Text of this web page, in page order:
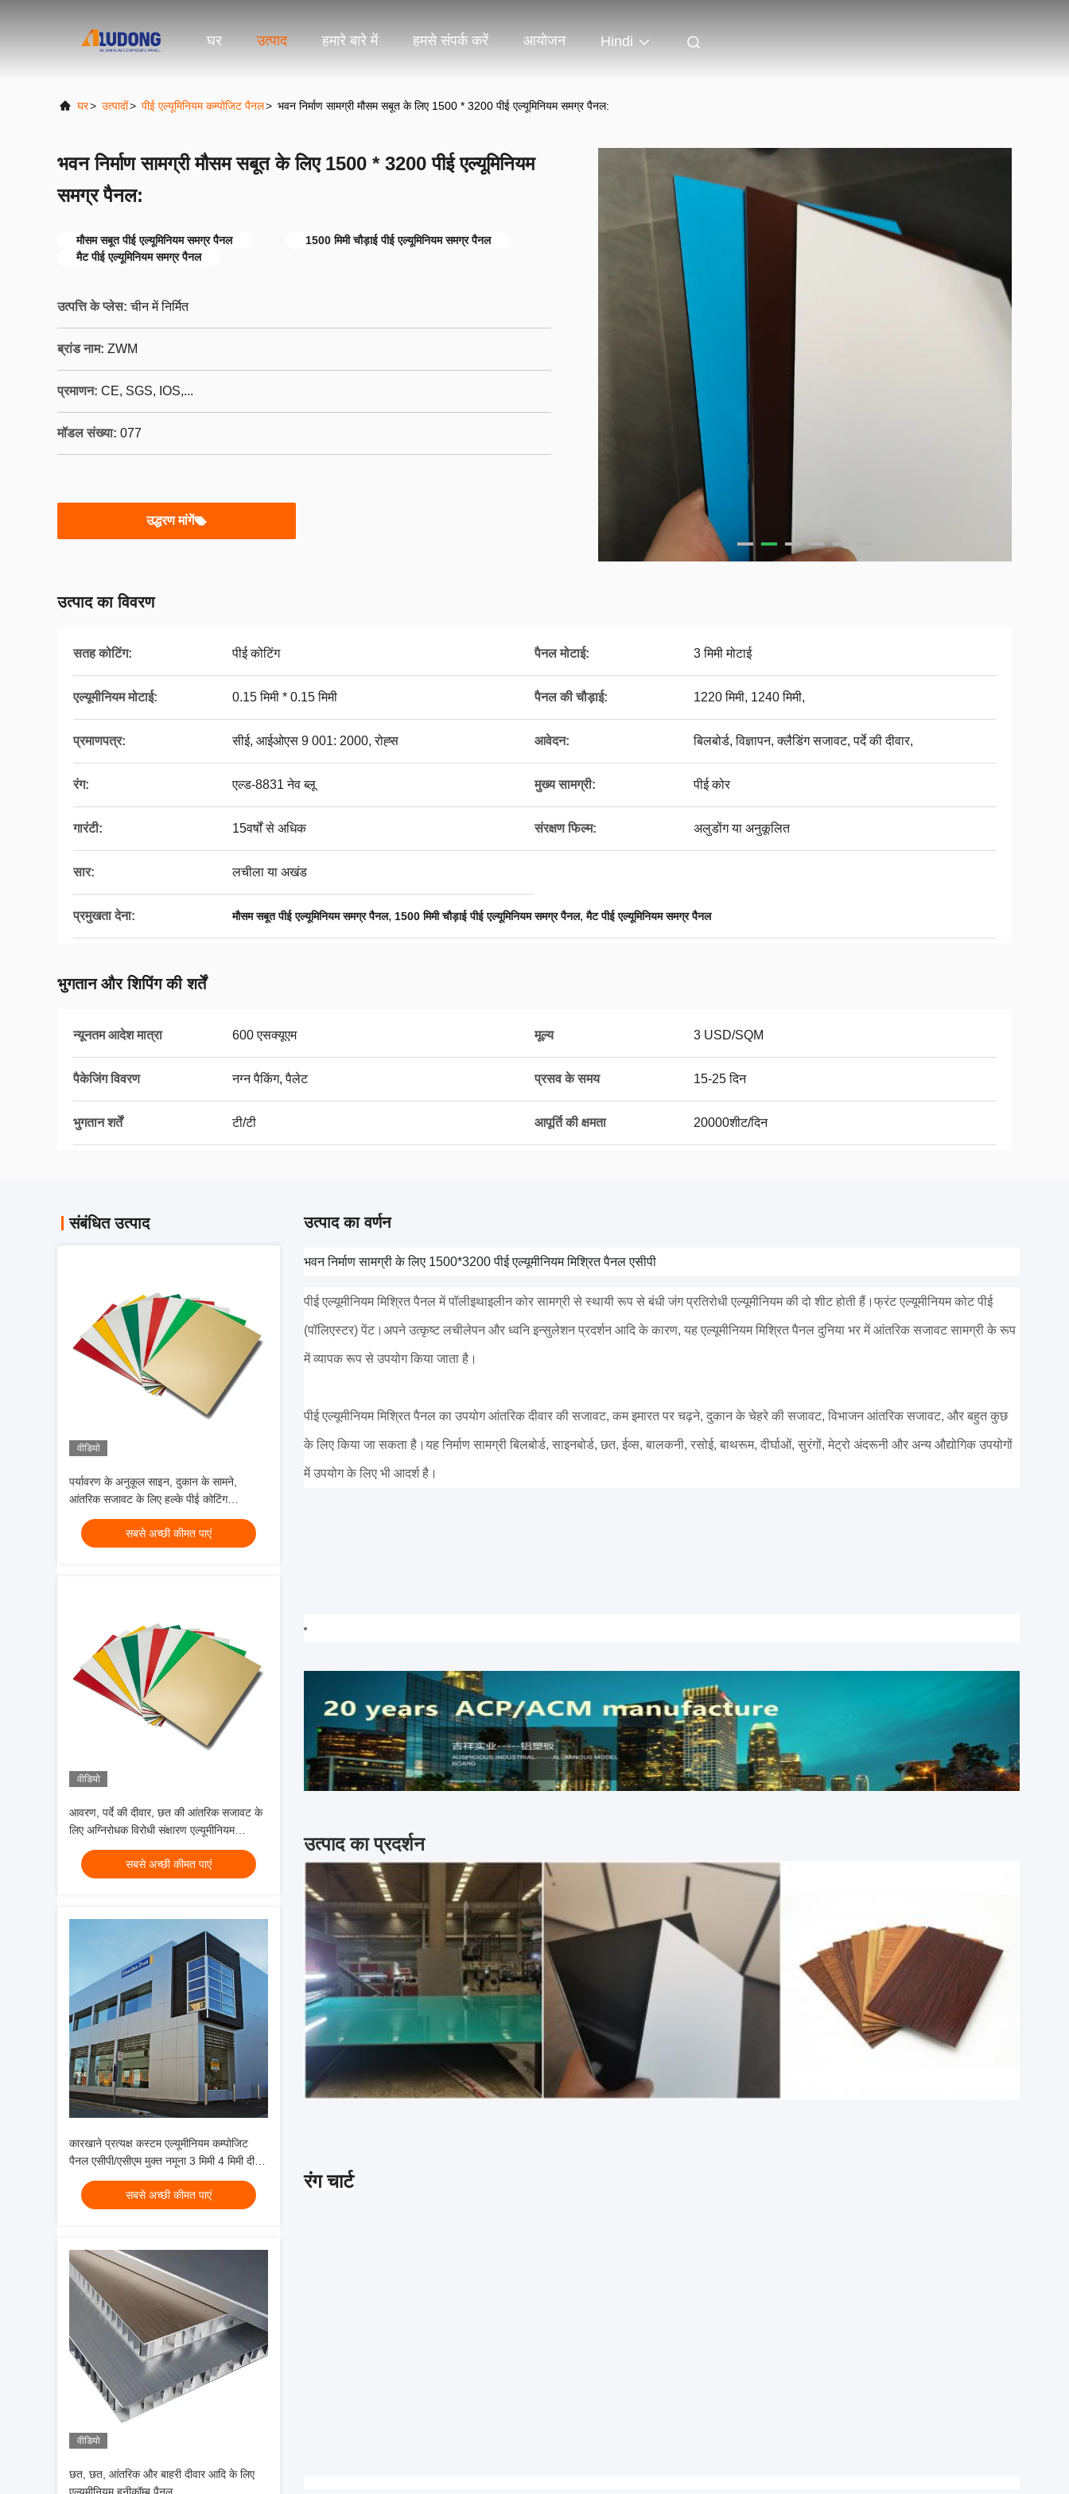
घर उत्पाद हमारे बारे में हमसे संपर्क करें आयोजन Hindi
घर> उत्पादों> पीई एल्यूमिनियम कम्पोजिट पैनल> भवन निर्माण सामग्री मौसम सबूत के लिए 1500 * 3200 पीई एल्यूमिनियम समग्र पैनल:
भवन निर्माण सामग्री मौसम सबूत के लिए 1500 * 3200 पीई एल्यूमिनियम
समग्र पैनल:
मौसम सबूत पीई एल्यूमिनियम समग्र पैनल
1500 मिमी चौड़ाई पीई एल्यूमिनियम समग्र पैनल
मैट पीई एल्यूमिनियम समग्र पैनल
उत्पत्ति के प्लेस: चीन में निर्मित
ब्रांड नाम: ZWM
प्रमाणन: CE, SGS, IOS,...
मॉडल संख्या: 077
उद्धरण मांगें
उत्पाद का विवरण
सतह कोटिंग: पीई कोटिंग पैनल मोटाई: 3 मिमी मोटाई
एल्यूमीनियम मोटाई: 0.15 मिमी * 0.15 मिमी पैनल की चौड़ाई: 1220 मिमी, 1240 मिमी,
प्रमाणपत्र: सीई, आईओएस 9 001: 2000, रोह्स आवेदन: बिलबोर्ड, विज्ञापन, क्लैडिंग सजावट, पर्दे की दीवार,
रंग: एल्ड-8831 नेव ब्लू मुख्य सामग्री: पीई कोर
गारंटी: 15वर्षों से अधिक संरक्षण फिल्म: अलुडोंग या अनुकूलित
सार: लचीला या अखंड
प्रमुखता देना: मौसम सबूत पीई एल्यूमिनियम समग्र पैनल, 1500 मिमी चौड़ाई पीई एल्यूमिनियम समग्र पैनल,मैट पीई एल्यूमिनियम समग्र पैनल
भुगतान और शिपिंग की शर्तें
न्यूनतम आदेश मात्रा 600 एसक्यूएम मूल्य 3 USD/SQM
पैकेजिंग विवरण नग्न पैकिंग, पैलेट प्रसव के समय 15-25 दिन
भुगतान शर्तें टी/टी आपूर्ति की क्षमता 20000शीट/दिन
संबंधित उत्पाद
वीडियो
पर्यावरण के अनुकूल साइन, दुकान के सामने,
आंतरिक सजावट के लिए हल्के पीई कोटिंग
एल्यूमीनियम कम्पोजिट पैनल
सबसे अच्छी कीमत पाएं
वीडियो
आवरण, पर्दे की दीवार, छत की आंतरिक सजावट के
लिए अग्निरोधक विरोधी संक्षारण एल्यूमीनियम
कम्पोजिट पैनल
सबसे अच्छी कीमत पाएं
कारखाने प्रत्यक्ष कस्टम एल्यूमीनियम कम्पोजिट
पैनल एसीपी/एसीएम मुक्त नमूना 3 मिमी 4 मिमी दीवार
आवरण सजावट के लिए
सबसे अच्छी कीमत पाएं
वीडियो
छत, छत, आंतरिक और बाहरी दीवार आदि के लिए
उत्पाद का वर्णन
भवन निर्माण सामग्री के लिए 1500*3200 पीई एल्यूमीनियम मिश्रित पैनल एसीपी
पीई एल्यूमीनियम मिश्रित पैनल में पॉलीइथाइलीन कोर सामग्री से स्थायी रूप से बंधी जंग प्रतिरोधी एल्यूमीनियम की दो शीट होती हैं।फ्रंट एल्यूमीनियम कोट पीई
(पॉलिएस्टर) पेंट।अपने उत्कृष्ट लचीलेपन और ध्वनि इन्सुलेशन प्रदर्शन आदि के कारण, यह एल्यूमीनियम मिश्रित पैनल दुनिया भर में आंतरिक सजावट सामग्री के रूप
में व्यापक रूप से उपयोग किया जाता है।
पीई एल्यूमीनियम मिश्रित पैनल का उपयोग आंतरिक दीवार की सजावट, कम इमारत पर चढ़ने, दुकान के चेहरे की सजावट, विभाजन आंतरिक सजावट, और बहुत कुछ
के लिए किया जा सकता है।यह निर्माण सामग्री बिलबोर्ड, साइनबोर्ड, छत, ईव्स, बालकनी, रसोई, बाथरूम, दीर्घाओं, सुरंगों, मेट्रो अंदरूनी और अन्य औद्योगिक उपयोगों
में उपयोग के लिए भी आदर्श है।
उत्पाद का प्रदर्शन
रंग चार्ट